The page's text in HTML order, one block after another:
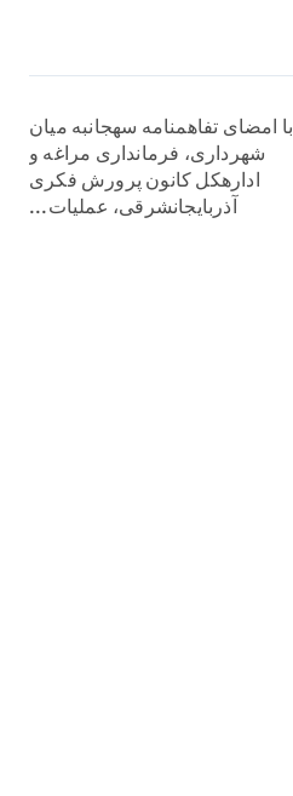
با امضای تفاهمنامه سهجانبه میان
شهرداری، فرمانداری مراغه و
ادارهکل کانون پرورش فکری
آذربایجانشرقی، عملیات...